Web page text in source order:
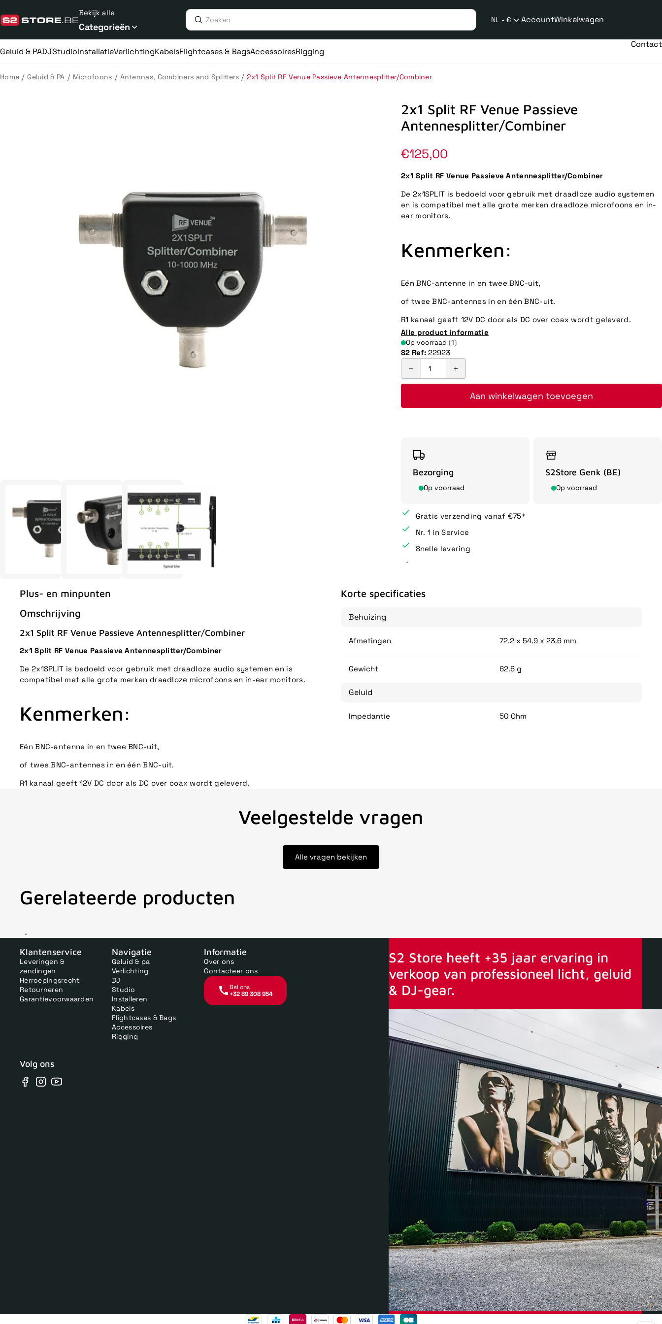
naar
de
Bekijk alle
Categorieën
NL - €
taalwijziging
AccountWinkelwagen
Geluid & PADJStudioInstallatieVerlichtingKabelsFlightcases & BagsAccessoiresRigging
Contact
Home / Geluid & PA / Microfoons / Antennas, Combiners and Splitters / 2x1 Split RF Venue Passieve Antennesplitter/Combiner
2x1 Split RF Venue Passieve
Antennesplitter/Combiner
Normale
prijs
€125,00
2x1 Split RF Venue Passieve Antennesplitter/Combiner
De 2x1SPLIT is bedoeld voor gebruik met draadloze audio systemen
en is compatibel met alle grote merken draadloze microfoons en in-
ear monitors.
Kenmerken:
Eén BNC-antenne in en twee BNC-uit,
of twee BNC-antennes in en één BNC-uit.
R1 kanaal geeft 12V DC door als DC over coax wordt geleverd.
Alle product informatie
Op voorraad (1)
S2 Ref: 22923
Aan winkelwagen toevoegen
Bezorging
Op voorraad
S2Store Genk (BE)
Op voorraad
Gratis verzending vanaf €75*
Nr. 1 in Service
Snelle levering
Plus- en minpunten
Omschrijving
2x1 Split RF Venue Passieve Antennesplitter/Combiner
2x1 Split RF Venue Passieve Antennesplitter/Combiner
De 2x1SPLIT is bedoeld voor gebruik met draadloze audio systemen en is
compatibel met alle grote merken draadloze microfoons en in-ear monitors.
Kenmerken:
Eén BNC-antenne in en twee BNC-uit,
of twee BNC-antennes in en één BNC-uit.
R1 kanaal geeft 12V DC door als DC over coax wordt geleverd.
Korte specificaties
Behuizing
Afmetingen 72.2 x 54.9 x 23.6 mm
Gewicht 62.6 g
Geluid
Impedantie 50 Ohm
Veelgestelde vragen
Alle vragen bekijken
Gerelateerde producten
Voor 15uur besteld, zelfde dag verstuurd Echte winkel +35 jaar ervaring Vanaf 75€ gratis verstuurd
Klantenservice
Leveringen &
zendingen
Herroepingsrecht
Retourneren
Garantievoorwaarden
Navigatie
Geluid & pa
Verlichting
DJ
Studio
Installeren
Kabels
Flightcases & Bags
Accessoires
Rigging
Informatie
Over ons
Contacteer ons
Bel ons
+32 89 308 954
Volg ons
Facebook
Instagram
YouTube
S2 Store heeft +35 jaar ervaring in
verkoop van professioneel licht, geluid
& DJ-gear.